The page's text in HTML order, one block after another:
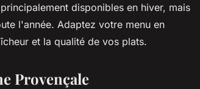
disponibles en hiver, mais
l'année. Adaptez votre menu en
et la qualité de vos plats.
Provençale